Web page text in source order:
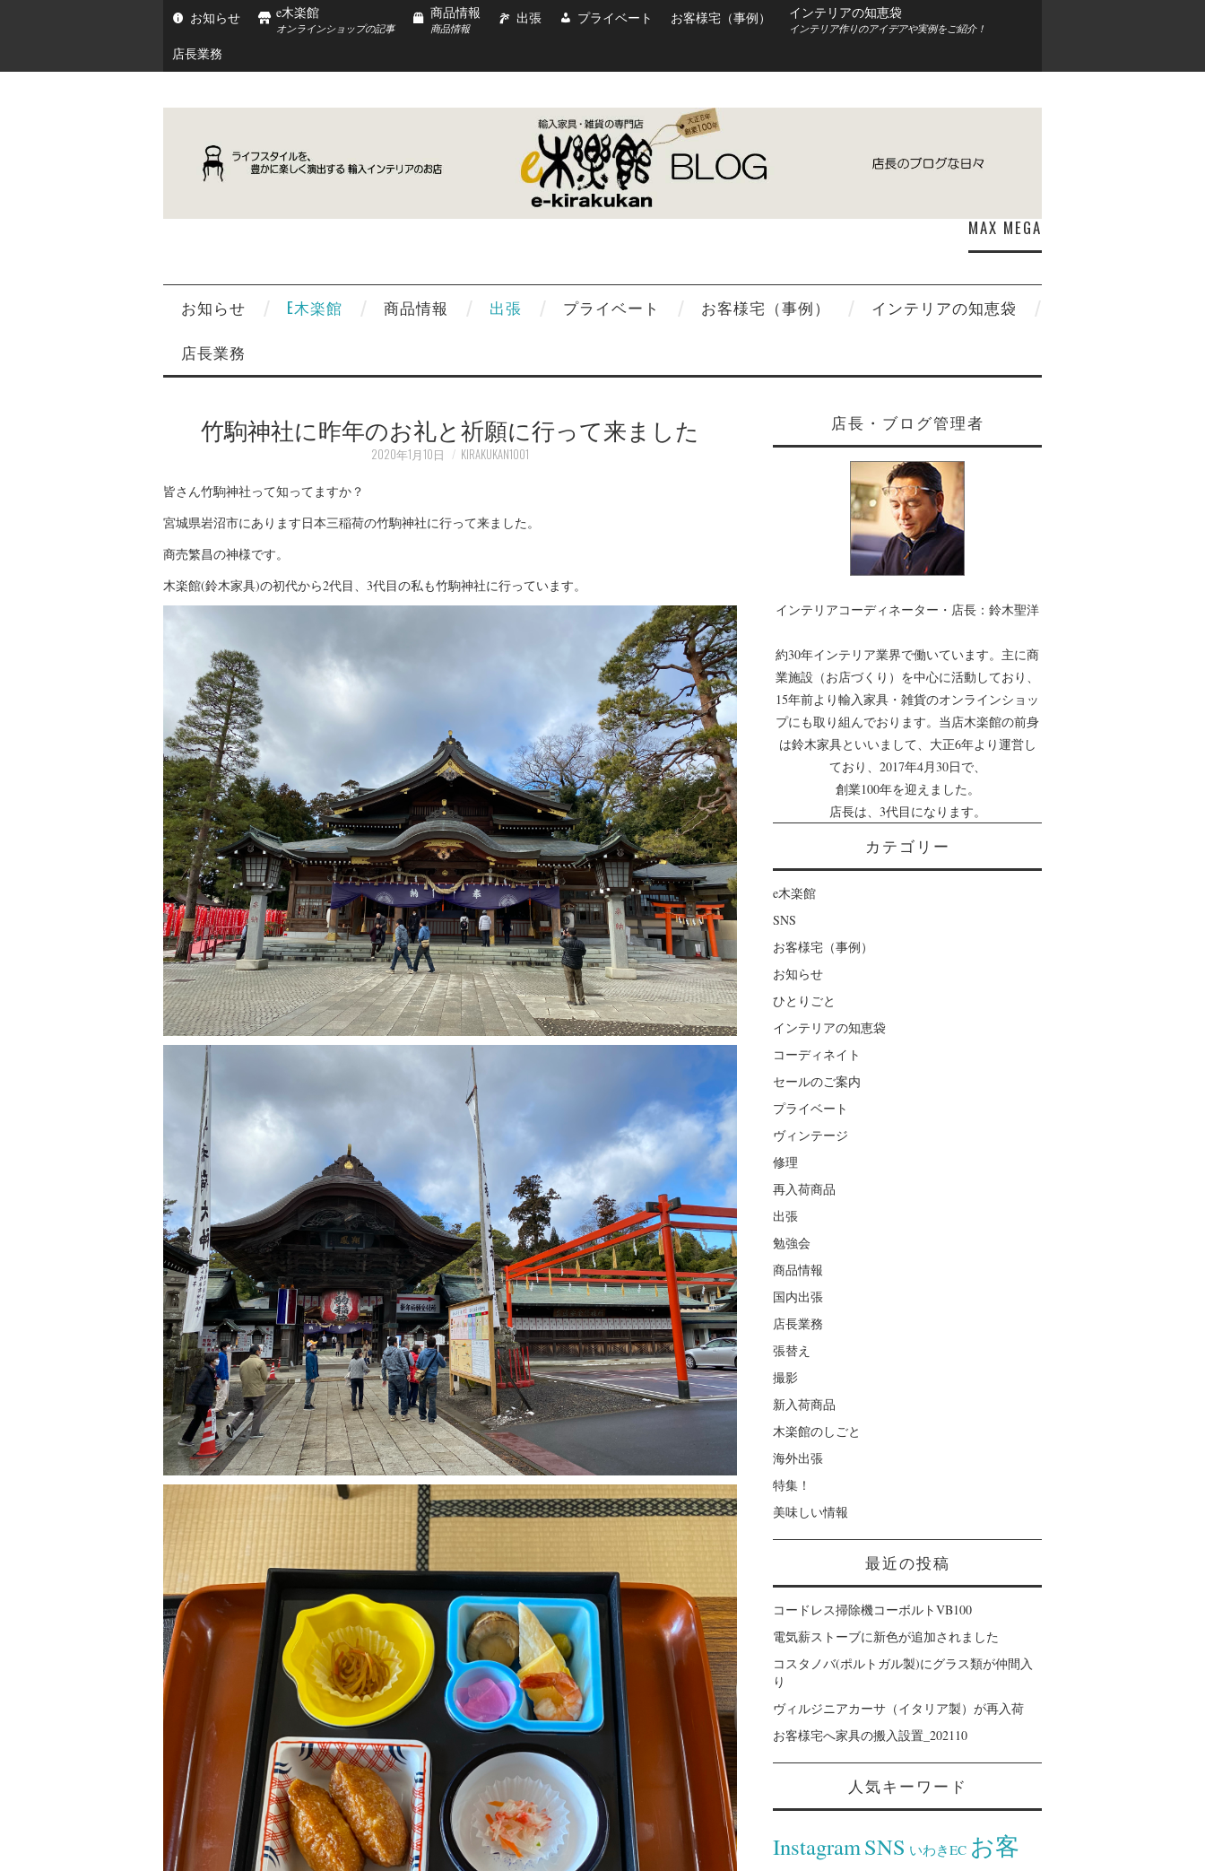
お知らせ e木楽館
オンラインショップの記事
商品情報
商品情報
出張 プライベート お客様宅（事例） インテリアの知恵袋
インテリア作りのアイデアや実例をご紹介！
店長業務
MAX MEGA
お知らせ E木楽館 商品情報 出張 プライベート お客様宅（事例）
インテリアの知恵袋
店長業務
竹駒神社に昨年のお礼と祈願に行って来ました
2020年1月10日 KIRAKUKAN1001
皆さん竹駒神社って知ってますか？
宮城県岩沼市にあります日本三稲荷の竹駒神社に行って来ました。
商売繁昌の神様です。
木楽館(鈴木家具)の初代から2代目、3代目の私も竹駒神社に行っています。
店長・ブログ管理者
インテリアコーディネーター・店長：鈴木聖洋
約30年インテリア業界で働いています。主に商
業施設（お店づくり）を中心に活動しており、
15年前より輸入家具・雑貨のオンラインショッ
プにも取り組んでおります。当店木楽館の前身
は鈴木家具といいまして、大正6年より運営し
ており、2017年4月30日で、
創業100年を迎えました。
店長は、3代目になります。
カテゴリー
e木楽館
SNS
お客様宅（事例）
お知らせ
ひとりごと
インテリアの知恵袋
コーディネイト
セールのご案内
プライベート
ヴィンテージ
修理
再入荷商品
出張
勉強会
商品情報
国内出張
店長業務
張替え
撮影
新入荷商品
木楽館のしごと
海外出張
特集！
美味しい情報
最近の投稿
コードレス掃除機コーボルトVB100
電気薪ストーブに新色が追加されました
コスタノバ(ポルトガル製)にグラス類が仲間入
り
ヴィルジニアカーサ（イタリア製）が再入荷
お客様宅へ家具の搬入設置_202110
人気キーワード
InstagramSNS いわきEC お客